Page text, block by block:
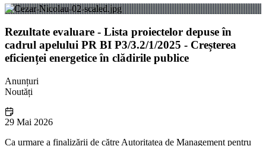
Rezultate evaluare - Lista proiectelor depuse în
cadrul apelului PR BI P3/3.2/1/2025 - Creșterea
eficienței energetice în clădirile publice
Anunțuri
Noutăți
29 Mai 2026
Ca urmare a finalizării de către Autoritatea de Management pentru